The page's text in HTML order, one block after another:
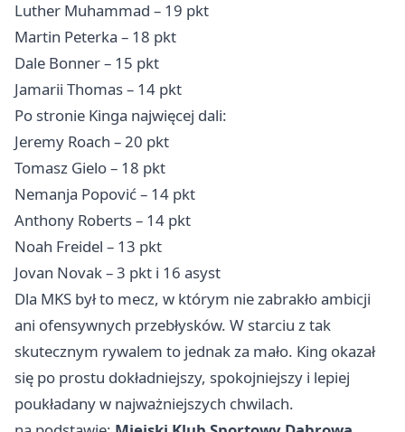
Luther Muhammad – 19 pkt
Martin Peterka – 18 pkt
Dale Bonner – 15 pkt
Jamarii Thomas – 14 pkt
Po stronie Kinga najwięcej dali:
Jeremy Roach – 20 pkt
Tomasz Gielo – 18 pkt
Nemanja Popović – 14 pkt
Anthony Roberts – 14 pkt
Noah Freidel – 13 pkt
Jovan Novak – 3 pkt i 16 asyst
Dla MKS był to mecz, w którym nie zabrakło ambicji
ani ofensywnych przebłysków. W starciu z tak
skutecznym rywalem to jednak za mało. King okazał
się po prostu dokładniejszy, spokojniejszy i lepiej
poukładany w najważniejszych chwilach.